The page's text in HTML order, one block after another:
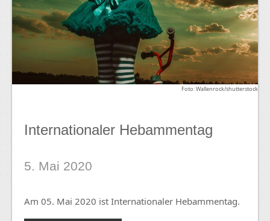
Foto: Wallenrock/shutterstock
Internationaler Hebammentag
5. Mai 2020
Am 05. Mai 2020 ist Internationaler Hebammentag.